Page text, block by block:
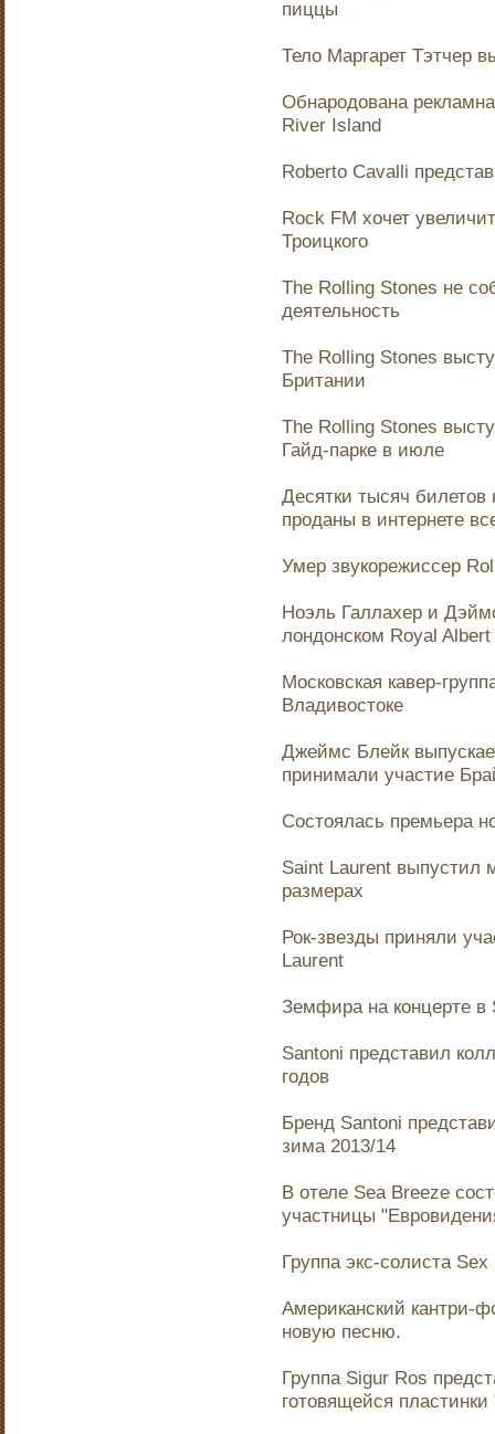
пиццы
Тело Маргарет Тэтчер
Обнародована
River Island
Roberto Cavalli
Rock FM хочет
Троицкого
The Rolling Stones не
деятельность
The Rolling Stones
Британии
The Rolling Stones
Гайд-парке в июле
Десятки тысяч билетов
проданы в интернете
Умер звукорежиссер
Ноэль Галлахер и
лондонском Royal
Московская кавер-
Владивостоке
Джеймс Блейк
принимали участие
Состоялась премьера
Saint Laurent выпустил
размерах
Рок-звезды приняли
Laurent
Земфира на концерте в
Santoni представил
годов
Бренд Santoni
зима 2013/14
В отеле Sea Breeze
участницы
Группа экс-солиста
Американский кантри-
новую песню.
Группа Sigur Ros
готовящейся